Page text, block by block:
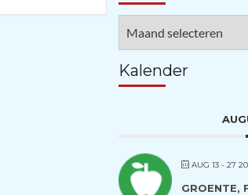
Kalender
AUG 13 - 27
GROENTE,